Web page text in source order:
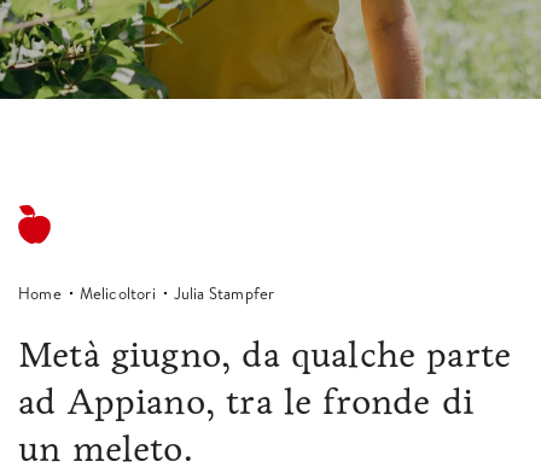
Home Melicoltori Julia Stampfer
Metà giugno, da qualche parte
ad Appiano, tra le fronde di
un meleto.